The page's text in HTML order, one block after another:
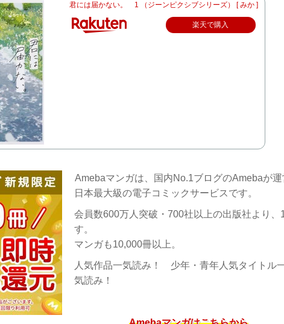
君には届かない。 1 （ジーンピクシブシリーズ） [ みか ]
楽天で購入
Amebaマンガは、国内No.1ブログのAmebaが運
日本最大級の電子コミックサービスです。
会員数600万人突破・700社以上の出版社より
す。
マンガも10,000冊以上。
人気作品一気読み！ 少年・青年人気タイト
気読み！